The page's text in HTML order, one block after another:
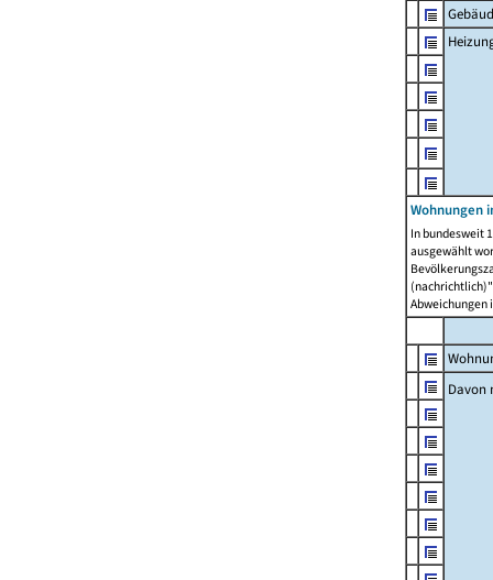
Wohnungen
In bundesweit
ausgewählt
Abweichungen
Davon